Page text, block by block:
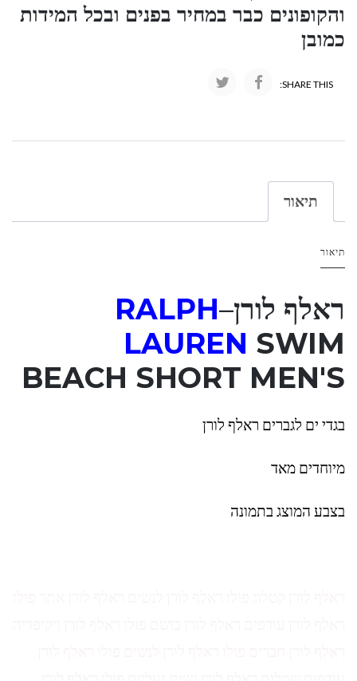
והקופונים כבר במחיר בפנים ובכל המידות
כמובן
SHARE THIS:
תיאור
תיאור
ראלף לורן–
RALPH
LAUREN SWIM
BEACH SHORT MEN'S
בגדי ים לגברים ראלף לורן
מיוחדים מאד
בצבע המוצג בתמונה